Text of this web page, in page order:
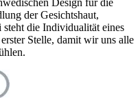
Design für die
der Gesichtshaut,
die Individualität eines
erster Stelle, damit wir uns alle